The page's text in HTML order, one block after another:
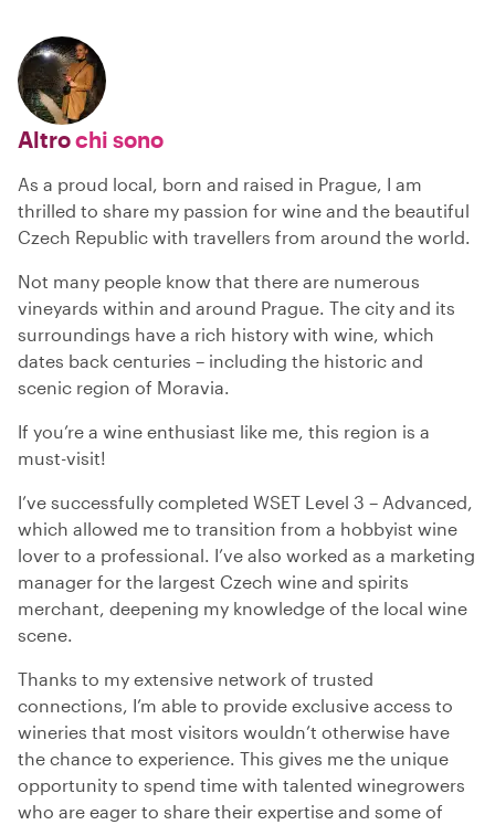
Altrochi sono
As a proud local, born and raised in Prague, I am
thrilled to share my passion for wine and the beautiful
Czech Republic with travellers from around the world.
Not many people know that there are numerous
vineyards within and around Prague. The city and its
surroundings have a rich history with wine, which
dates back centuries – including the historic and
scenic region of Moravia.
If you’re a wine enthusiast like me, this region is a
must-visit!
I’ve successfully completed WSET Level 3 – Advanced,
which allowed me to transition from a hobbyist wine
lover to a professional. I’ve also worked as a marketing
manager for the largest Czech wine and spirits
merchant, deepening my knowledge of the local wine
scene.
Thanks to my extensive network of trusted
connections, I’m able to provide exclusive access to
wineries that most visitors wouldn’t otherwise have
the chance to experience. This gives me the unique
opportunity to spend time with talented winegrowers
who are eager to share their expertise and some of